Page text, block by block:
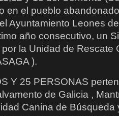
en el pueblo
Ayuntamiento Leones
año consecutivo, un
la Unidad de Rescate
).
Y 25 PERSONAS
de Galicia ,
Canina de Búsqueda